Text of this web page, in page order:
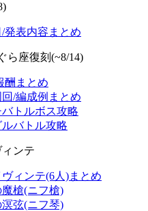
発表内容まとめ
ら座復刻(~8/14)
酬まとめ
/編成例まとめ
トルボス攻略
ルバトル攻略
ンテ
ィンテ(6人)まとめ
槍(ニフ槍)
弦(ニフ琴)